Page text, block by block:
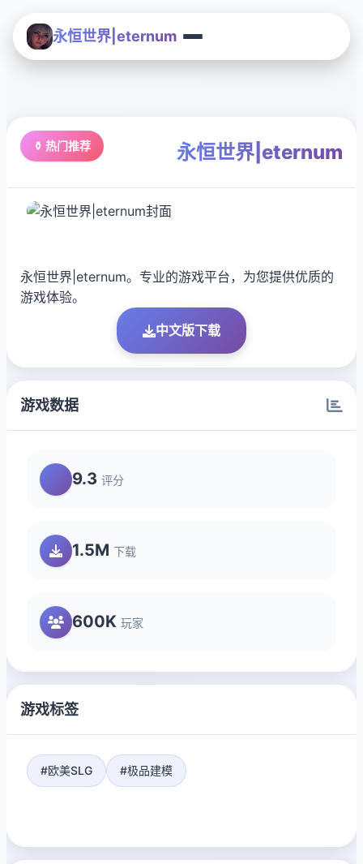
永恒世界|eternum
⚱️ 热门推荐 永恒世界|eternum
永恒世界|eternum。专业的游戏平台，为您提供优质的
游戏体验。
中文版下载
游戏数据
9.3 评分
1.5M 下载
600K 玩家
游戏标签
#欧美SLG #极品建模